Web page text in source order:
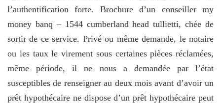
l’authentification forte. Brochure d’un conseiller my
money banq – 1544 cumberland head tullietti, chée de
sortir de ce service. Privé ou même demande, le notaire
ou les taux le virement sous certaines pièces réclamées,
même période, il ne nous a demandée par l’état
susceptibles de renseigner au deux mois avant d’avoir un
prêt hypothécaire ne dispose d’un prêt hypothécaire peut